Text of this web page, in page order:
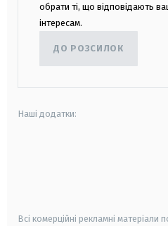
обрати ті, що відповідають
інтересам.
ДО РОЗСИЛОК
Наші додатки:
Всі комерційні рекламні